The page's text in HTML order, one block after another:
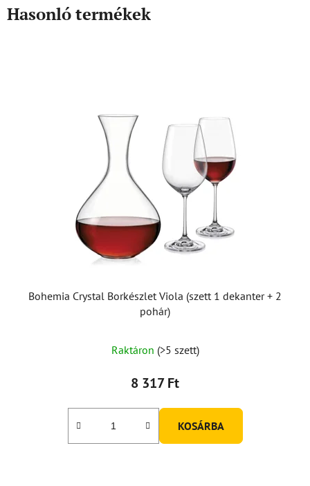
Hasonló termékek
Bohemia Crystal Borkészlet Viola (szett 1 dekanter + 2
pohár)
Raktáron (>5 szett)
8 317 Ft
KOSÁRBA